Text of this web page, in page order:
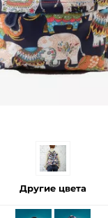
Другие цвета
товары
товар
способом
75% будут